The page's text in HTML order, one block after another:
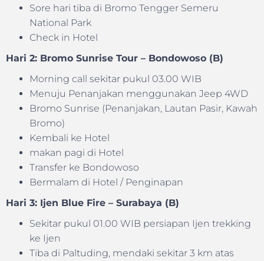
Sore hari tiba di Bromo Tengger Semeru
National Park
Check in Hotel
Hari 2: Bromo Sunrise Tour – Bondowoso (B)
Morning call sekitar pukul 03.00 WIB
Menuju Penanjakan menggunakan Jeep 4WD
Bromo Sunrise (Penanjakan, Lautan Pasir, Kawah
Bromo)
Kembali ke Hotel
makan pagi di Hotel
Transfer ke Bondowoso
Bermalam di Hotel / Penginapan
Hari 3: Ijen Blue Fire – Surabaya (B)
Sekitar pukul 01.00 WIB persiapan Ijen trekking
ke Ijen
Tiba di Paltuding, mendaki sekitar 3 km atas